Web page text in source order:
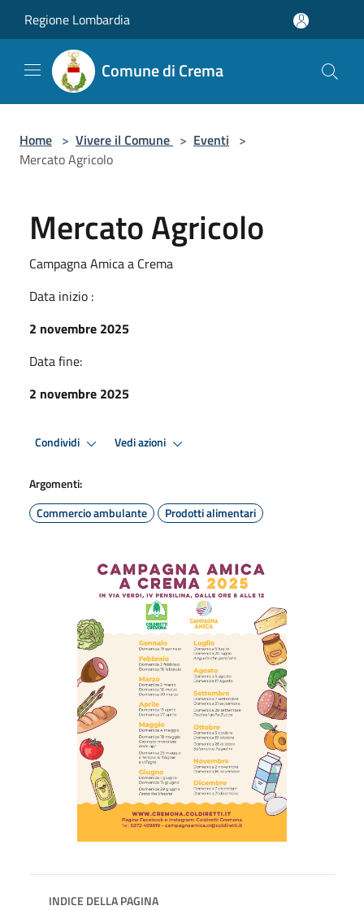
Regione Lombardia
Comune di Crema
Home > Vivere il Comune > Eventi >
Mercato Agricolo
Mercato Agricolo
Campagna Amica a Crema
Data inizio :
2 novembre 2025
Data fine:
2 novembre 2025
Condividi Vedi azioni
Argomenti:
Commercio ambulante
Prodotti alimentari
INDICE DELLA PAGINA